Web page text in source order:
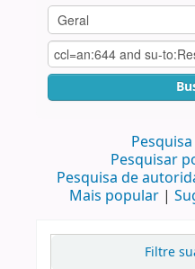
Pesquisar
Pesquisa de
Mais popular
Filtre